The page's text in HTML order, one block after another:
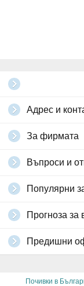
Адрес и
За фирмата
Въпроси и
Популярни
Прогноза за
Предишни
Почивки в